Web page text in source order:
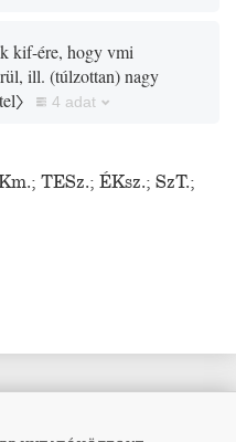
kif-ére, hogy vmi
ill. (túlzottan)nagy
4 adat
; TESz.; ÉKsz.; SzT.;